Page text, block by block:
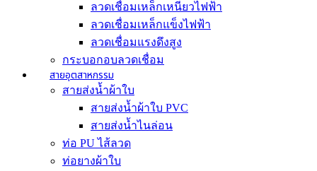
ลวดเชื่อมเหล็กเหนียวไฟฟ้า
ลวดเชื่อมเหล็กแข็งไฟฟ้า
ลวดเชื่อมแรงดึงสูง
กระบอกอบลวดเชื่อม
สายอุตสาหกรรม
สายส่งน้ำผ้าใบ
สายส่งน้ำผ้าใบ PVC
สายส่งน้ำไนล่อน
ท่อ PU ไส้ลวด
ท่อยางผ้าใบ